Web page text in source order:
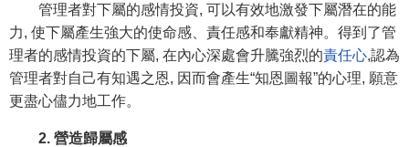
管理者對下屬的感情投資, 可以有效地激發下屬潛在的能
力, 使下屬產生強大的使命感、責任感和奉獻精神。得到了管
理者的感情投資的下屬, 在內心深處會升騰強烈的責任心,認為
管理者對自己有知遇之恩, 因而會產生“知恩圖報”的心理, 願意
更盡心儘力地工作。
2. 營造歸屬感